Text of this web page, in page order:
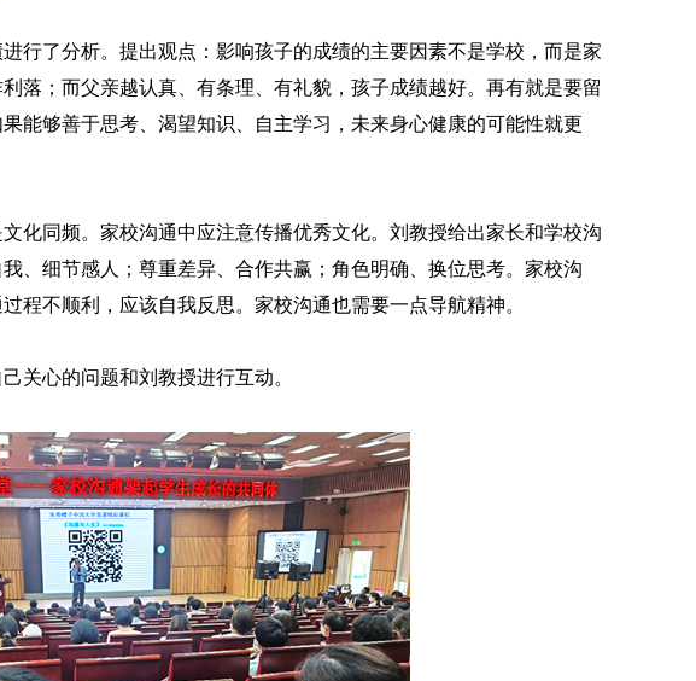
行了分析。提出观点：影响孩子的成绩的主要因素不是学校，而是家
落；而父亲越认真、有条理、有礼貌，孩子成绩越好。再有就是要留
能够善于思考、渴望知识、自主学习，未来身心健康的可能性就更
化同频。家校沟通中应注意传播优秀文化。刘教授给出家长和学校沟
、细节感人；尊重差异、合作共赢；角色明确、换位思考。家校沟
程不顺利，应该自我反思。家校沟通也需要一点导航精神。
关心的问题和刘教授进行互动。